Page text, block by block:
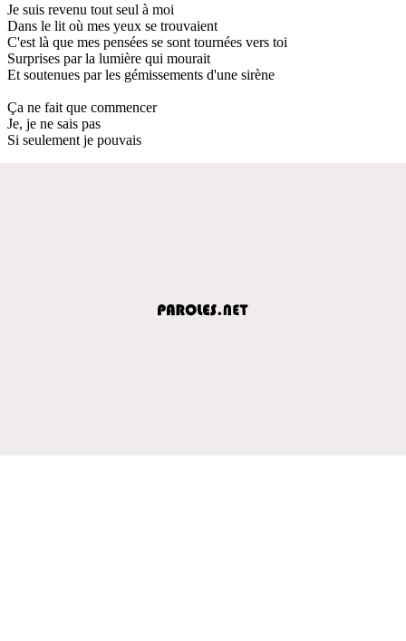
Je suis revenu tout seul à moi
Dans le lit où mes yeux se trouvaient
C'est là que mes pensées se sont tournées vers toi
Surprises par la lumière qui mourait
Et soutenues par les gémissements d'une sirène
Ça ne fait que commencer
Je, je ne sais pas
Si seulement je pouvais